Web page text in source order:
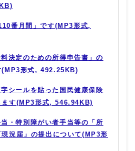
番月間」です(MP3形式,
料決定のための所得申告書」の
(MP3形式, 492.25KB)
シールを貼った国民健康保険
ます(MP3形式, 546.94KB)
・特別障がい者手当等の「所
況届」の提出について(MP3形